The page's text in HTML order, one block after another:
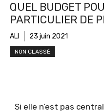
QUEL BUDGET
PARTICULIER DE
ALI 23 juin 2021
NON CLASSÉ
Si elle n’est pas